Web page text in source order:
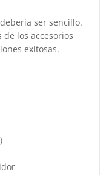
ser sencillo.
los accesorios
exitosas.